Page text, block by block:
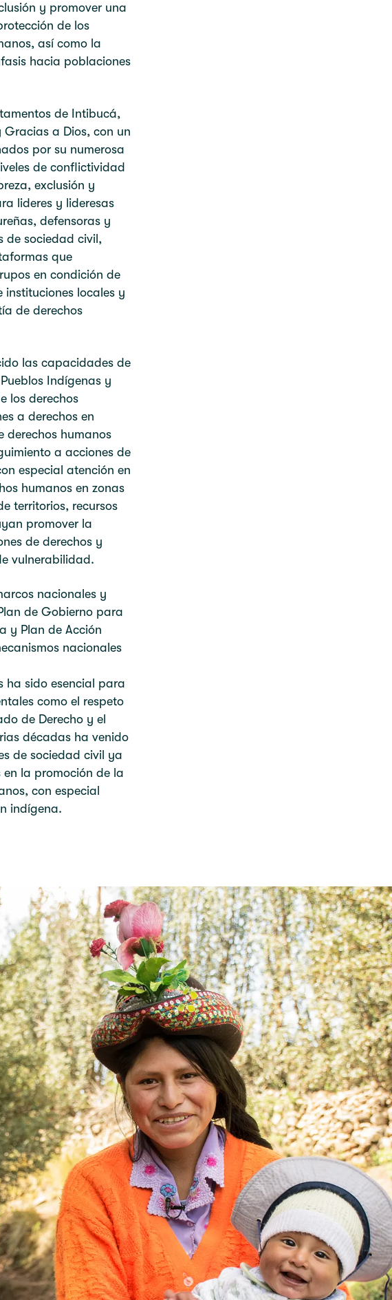
y promover una
de los
así como la
hacia poblaciones
de Intibucá,
a Dios, con un
por su numerosa
de conflictividad
exclusión y
lideres y lideresas
defensoras y
de sociedad civil,
que
en condición de
locales y
de derechos
las capacidades de
Indígenas y
los derechos
a derechos en
derechos humanos
a acciones de
especial atención en
humanos en zonas
territorios, recursos
promover la
de derechos y
vulnerabilidad.
nacionales y
de Gobierno para
y Plan de Acción
nacionales
ha sido esencial para
como el respeto
de Derecho y el
décadas ha venido
de sociedad civil ya
la promoción de la
con especial
indígena.